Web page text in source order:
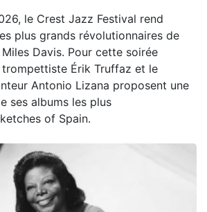
le Crest Jazz Festival rend
plus grands révolutionnaires de
Davis. Pour cette soirée
Érik Truffaz et le
Antonio Lizana proposent une
ses albums les plus
of Spain.